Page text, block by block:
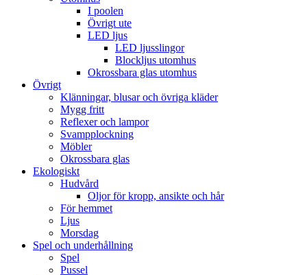
I poolen
Övrigt ute
LED ljus
LED ljusslingor
Blockljus utomhus
Okrossbara glas utomhus
Övrigt
Klänningar, blusar och övriga kläder
Mygg fritt
Reflexer och lampor
Svampplockning
Möbler
Okrossbara glas
Ekologiskt
Hudvård
Oljor för kropp, ansikte och hår
För hemmet
Ljus
Morsdag
Spel och underhållning
Spel
Pussel